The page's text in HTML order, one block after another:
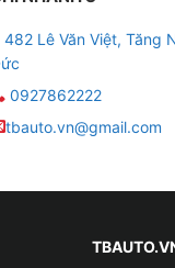
482 Lê Văn Việt, Tăng
0927862222
tbauto.vn@gmail.com